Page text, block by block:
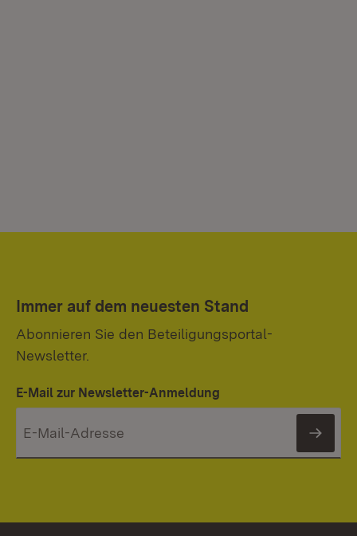
Immer auf dem neuesten Stand
Abonnieren Sie den Beteiligungsportal-
Newsletter.
E-Mail zur Newsletter-Anmeldung